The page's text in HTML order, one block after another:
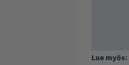
Lue myös: